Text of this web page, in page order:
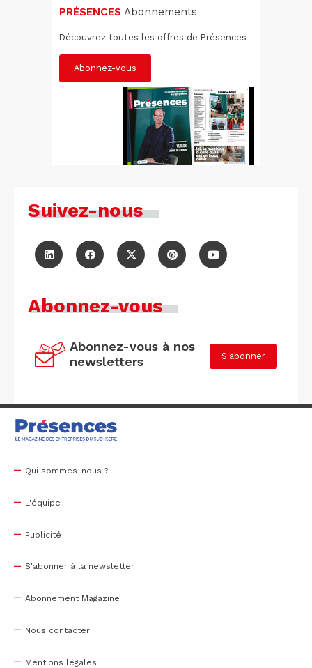
PRÉSENCES Abonnements
Découvrez toutes les offres de Présences
Abonnez-vous
Suivez-nous
Abonnez-vous
Abonnez-vous à nos
newsletters
S'abonner
Qui sommes-nous ?
L'équipe
Publicité
S'abonner à la newsletter
Abonnement Magazine
Nous contacter
Mentions légales